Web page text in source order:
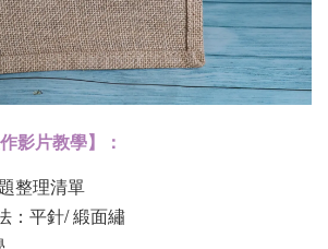
影片教學】：
整理清單
：平針/ 緞面繡